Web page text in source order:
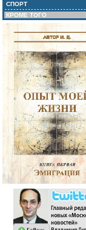
СПОРТ
КРОМЕ ТОГО